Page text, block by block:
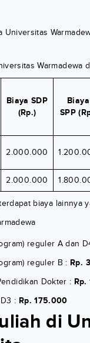
Universitas
Warmadewa
Biaya SDP
(Rp.)
Biaya
SPP
2.000.000
2.000.000
biaya lainnya
reguler A dan
reguler B : Rp.
Dokter :
: Rp. 175.000
di